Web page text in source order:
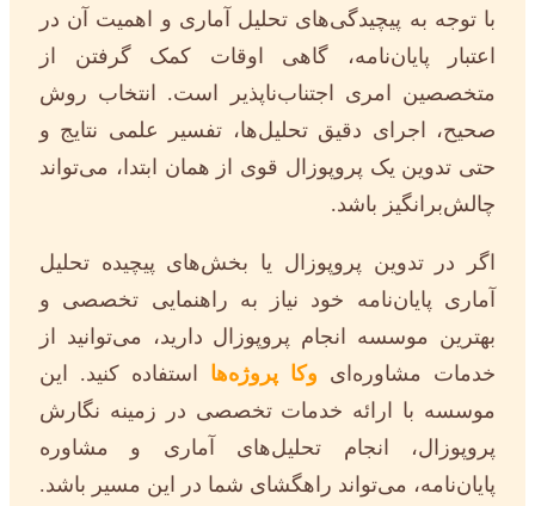
با توجه به پیچیدگی‌های تحلیل آماری و اهمیت آن در
اعتبار پایان‌نامه، گاهی اوقات کمک گرفتن از
متخصصین امری اجتناب‌ناپذیر است. انتخاب روش
صحیح، اجرای دقیق تحلیل‌ها، تفسیر علمی نتایج و
حتی تدوین یک پروپوزال قوی از همان ابتدا، می‌تواند
چالش‌برانگیز باشد.
اگر در تدوین پروپوزال یا بخش‌های پیچیده تحلیل
آماری پایان‌نامه خود نیاز به راهنمایی تخصصی و
بهترین موسسه انجام پروپوزال دارید، می‌توانید از
خدمات مشاوره‌ای وکا پروژه‌ها استفاده کنید. این
موسسه با ارائه خدمات تخصصی در زمینه نگارش
پروپوزال، انجام تحلیل‌های آماری و مشاوره
پایان‌نامه، می‌تواند راهگشای شما در این مسیر باشد.